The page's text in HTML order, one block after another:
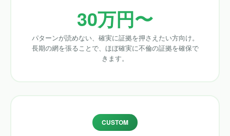
30万円〜
パターンが読めない、確実に証拠を押さえたい方向け。
長期の網を張ることで、ほぼ確実に不倫の証拠を確保で
きます。
CUSTOM